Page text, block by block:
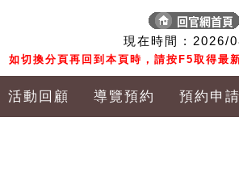
現在時間 : 2026/
如切換分頁再回到本頁時，請按F5取得最
活動回顧 導覽預約 預約申請